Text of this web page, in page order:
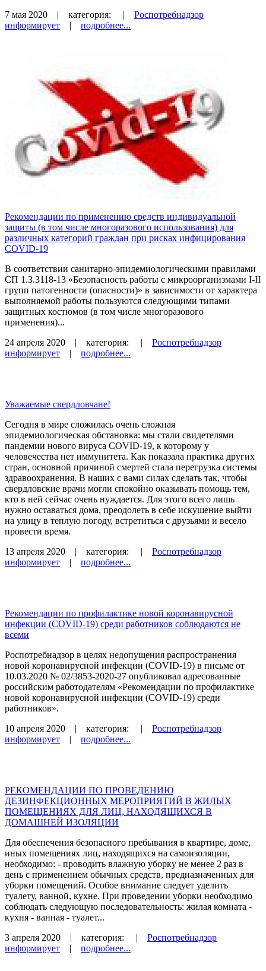
7 мая 2020 | категория: | Роспотребнадзор
информирует | подробнее...
Рекомендации по применению средств индивидуальной
защиты (в том числе многоразового использования) для
различных категорий граждан при рисках инфицирования
COVID-19
В соответствии санитарно-эпидемиологическими правилами
СП 1.3.3118-13 «Безопасность работы с микроорганизмами I-II
групп патогенности (опасности)» в зависимости от характера
выполняемой работы пользуются следующими типами
защитных костюмов (в том числе многоразового
применения)...
24 апреля 2020 | категория: | Роспотребнадзор
информирует | подробнее...
Уважаемые свердловчане!
Сегодня в мире сложилась очень сложная
эпидемиологическая обстановка: мы стали свидетелями
пандемии нового вируса COVID-19, к которому у
человечества нет иммунитета. Как показала практика других
стран, основной причиной смертей стала перегрузка системы
здравоохранения. В наших с вами силах сделать так, чтобы
свердловские врачи могли спокойно оказывать помощь тем,
кто в ней сейчас очень нуждается. Для этого всего лишь
нужно оставаться дома, преодолеть в себе искушение выйти
на улицу в теплую погоду, встретиться с друзьями и весело
провести время.
13 апреля 2020 | категория: | Роспотребнадзор
информирует | подробнее...
Рекомендации по профилактике новой коронавирусной
инфекции (COVID-19) среди работников соблюдаются не
всеми
Роспотребнадзор в целях недопущения распространения
новой коронавирусной инфекции (COVID-19) в письме от
10.03.2020 № 02/3853-2020-27 опубликовал адресованные
российским работодателям «Рекомендации по профилактике
новой коронавирусной инфекции (COVID-19) среди
работников».
10 апреля 2020 | категория: | Роспотребнадзор
информирует | подробнее...
РЕКОМЕНДАЦИИ ПО ПРОВЕДЕНИЮ
ДЕЗИНФЕКЦИОННЫХ МЕРОПРИЯТИЙ В ЖИЛЫХ
ПОМЕЩЕНИЯХ ДЛЯ ЛИЦ, НАХОДЯЩИХСЯ В
ДОМАШНЕЙ ИЗОЛЯЦИИ
Для обеспечения безопасного пребывания в квартире, доме,
иных помещениях лиц, находящихся на самоизоляции,
необходимо: - проводить влажную уборку не менее 2 раз в
день с применением обычных средств, предназначенных для
уборки помещений. Особое внимание следует уделить
туалету, ванной, кухне. При проведении уборки необходимо
соблюдать следующую последовательность: жилая комната -
кухня - ванная - туалет...
3 апреля 2020 | категория: | Роспотребнадзор
информирует | подробнее...